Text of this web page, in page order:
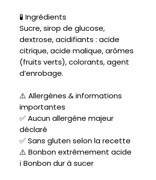
🧪 Ingrédients
Sucre, sirop de glucose,
dextrose, acidifiants : acide
citrique, acide malique, arômes
(fruits verts), colorants, agent
d’enrobage.
⚠️ Allergènes & informations
importantes
✅ Aucun allergène majeur
déclaré
✅ Sans gluten selon la recette
⚠️ Bonbon extrêmement acide
ℹ️ Bonbon dur à sucer